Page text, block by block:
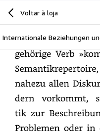
Voltar à loja
1Einleitung
Der Begriff der
Verb
Semantikrepertoire,
nahezu allen Diskursen
vorkommt,
Beschreibung
Problemen oder in